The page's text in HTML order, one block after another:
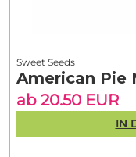
Sweet Seeds
American Pie
ab 20.50 EUR
IN